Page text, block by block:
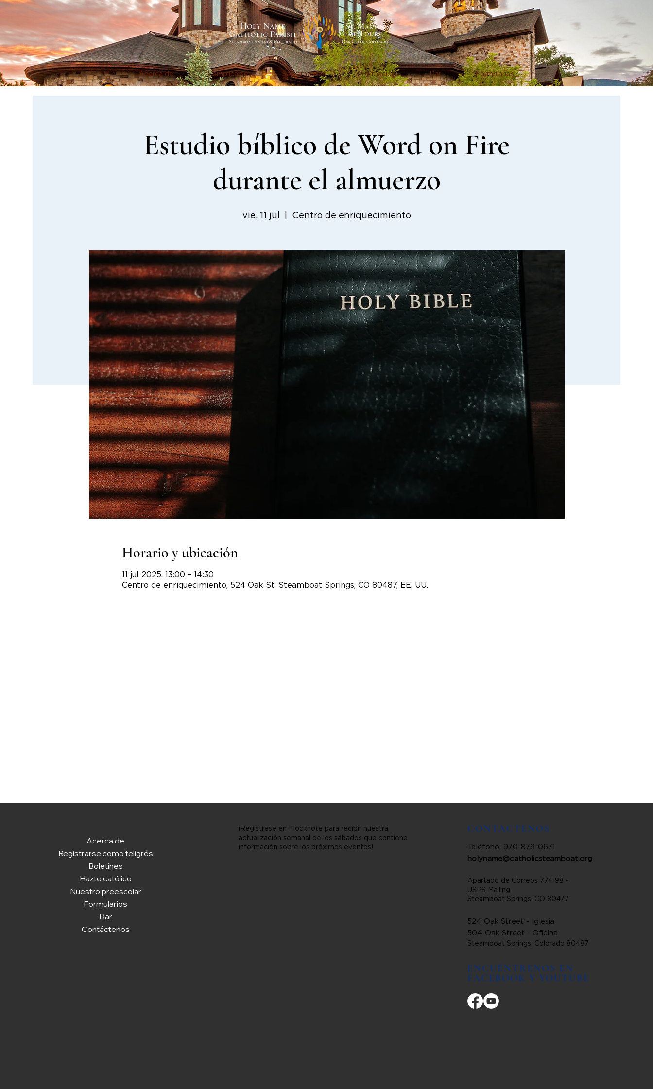
Acerca de Complicarse Sacramentos Formación Dar Formularios
Estudio bíblico de Word on Fire
durante el almuerzo
vie, 11 jul Centro de enriquecimiento
Horario y ubicación
11 jul 2025, 13:00 – 14:30
Centro de enriquecimiento, 524 Oak St, Steamboat Springs, CO 80487, EE. UU.
Acerca de
Registrarse como feligrés
Boletines
Hazte católico
Nuestro preescolar
Formularios
Dar
Contáctenos
¡Regístrese en Flocknote para recibir nuestra
actualización semanal de los sábados que contiene
información sobre los próximos eventos!
CONTÁCTENOS
Teléfono: 970-879-0671
holyname@catholicsteamboat.org
Apartado de Correos 774198 -
USPS Mailing
Steamboat Springs, CO 80477
524 Oak Street - Iglesia
504 Oak Street - Oficina
Steamboat Springs, Colorado 80487
ENCUÉNTRENOS EN
FACEBOOK Y YOUTUBE